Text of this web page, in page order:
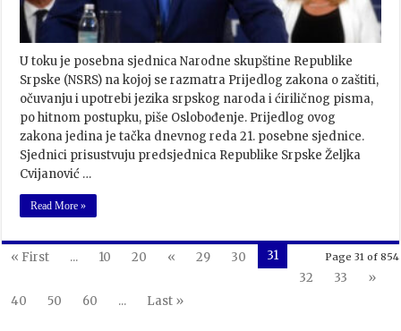
U toku je posebna sjednica Narodne skupštine Republike
Srpske (NSRS) na kojoj se razmatra Prijedlog zakona o zaštiti,
očuvanju i upotrebi jezika srpskog naroda i ćiriličnog pisma,
po hitnom postupku, piše Oslobođenje. Prijedlog ovog
zakona jedina je tačka dnevnog reda 21. posebne sjednice.
Sjednici prisustvuju predsjednica Republike Srpske Željka
Cvijanović …
Read More »
Page 31 of 854
« First ... 10 20 « 29 30
31
32
33
»
40
50 60 ... Last »